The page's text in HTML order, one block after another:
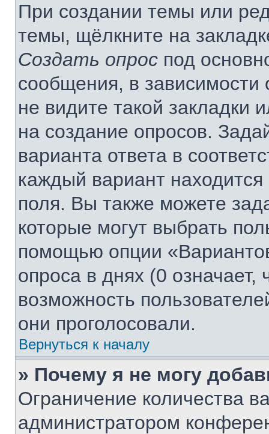
При создании темы или
темы, щёлкните на
Создать опрос под
сообщения, в зависимости
не видите такой
на создание опросов.
варианта ответа в
каждый вариант находится
поля. Вы также можете
которые могут выбрать
помощью опции
опроса в днях (0
возможность
они проголосовали.
Вернуться к началу
» Почему я не могу
Ограничение количества
администратором